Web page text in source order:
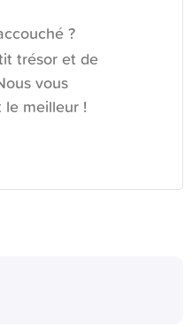
?
trésor et de
vous
meilleur !